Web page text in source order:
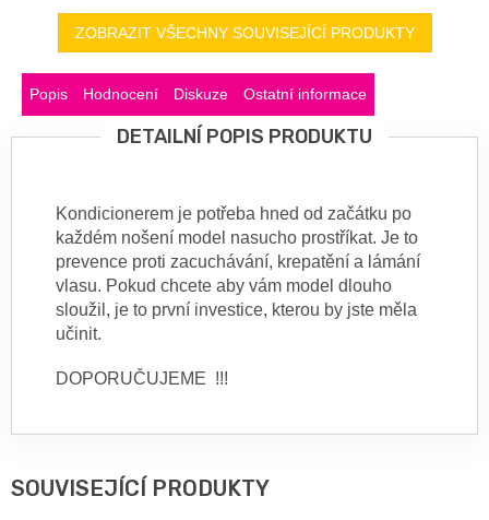
ZOBRAZIT VŠECHNY SOUVISEJÍCÍ PRODUKTY
Popis Hodnocení Diskuze Ostatní informace
DETAILNÍ POPIS PRODUKTU
Kondicionerem je potřeba hned od začátku po
každém nošení model nasucho prostříkat. Je to
prevence proti zacuchávání, krepatění a lámání
vlasu. Pokud chcete aby vám model dlouho
sloužil, je to první investice, kterou by jste měla
učinit.
DOPORUČUJEME !!!
SOUVISEJÍCÍ PRODUKTY